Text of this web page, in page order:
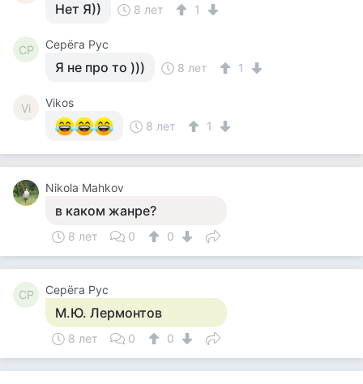
Нет Я)) 8 лет 1
СР Серёга Рус
Я не про то ))) 8 лет 1
Vi
Vikos
8 лет
1
Nikola Mahkov
в каком жанре?
8 лет 0 0
СР Серёга Рус
М.Ю. Лермонтов
8 лет 0 0